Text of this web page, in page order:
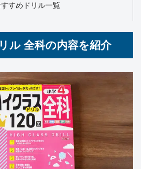
すめドリル一覧
ル 全科の内容を紹介